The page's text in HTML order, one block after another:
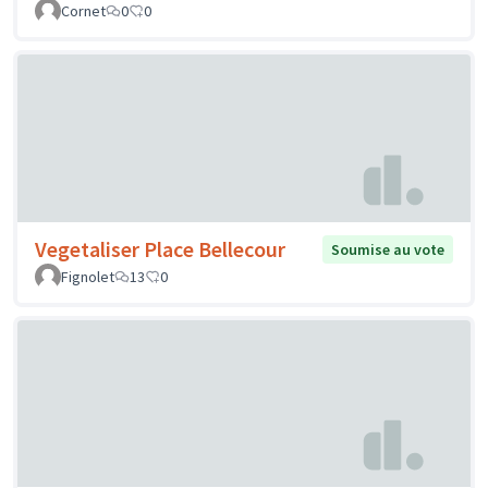
Cornet
0 0
Vegetaliser Place Bellecour
Soumise au vote
Fignolet
13 0